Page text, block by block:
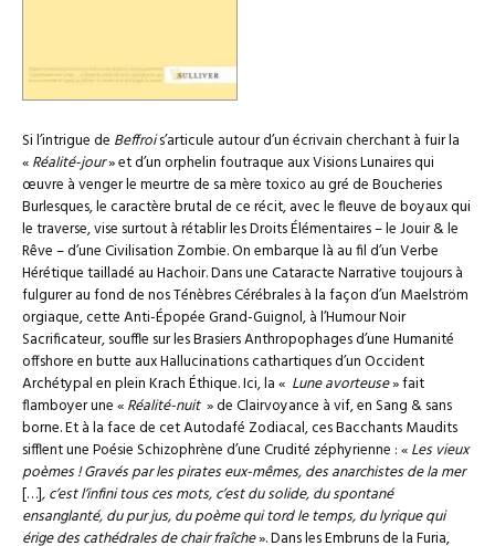
Si l’intrigue de Beffrois’articule autour d’un écrivain cherchant à fuir la
«Réalité-jour» et d’un orphelin foutraque aux Visions Lunaires qui
œuvre à venger le meurtre de sa mère toxico au gré de Boucheries
Burlesques, le caractère brutal de ce récit, avec le fleuve de boyaux qui
le traverse, vise surtout à rétablir les Droits Élémentaires – le Jouir & le
Rêve – d’une Civilisation Zombie. On embarque là au fil d’un Verbe
Hérétique tailladé au Hachoir. Dans une Cataracte Narrative toujours à
fulgurer au fond de nos Ténèbres Cérébrales à la façon d’un Maelström
orgiaque, cette Anti-Épopée Grand-Guignol, à l’Humour Noir
Sacrificateur, souffle sur les Brasiers Anthropophages d’une Humanité
offshore en butte aux Hallucinations cathartiques d’un Occident
Archétypal en plein Krach Éthique. Ici, la « Lune avorteuse» fait
flamboyer une «Réalité-nuit » de Clairvoyance à vif, en Sang & sans
borne. Et à la face de cet Autodafé Zodiacal, ces Bacchants Maudits
sifflent une Poésie Schizophrène d’une Crudité zéphyrienne : «Les vieux
poèmes ! Gravés par les pirates eux-mêmes, des anarchistes de la mer
[…], c’est l’infini tous ces mots, c’est du solide, du spontané
ensanglanté, du pur jus, du poème qui tord le temps, du lyrique qui
érige des cathédrales de chair fraîche». Dans les Embruns de la Furia,